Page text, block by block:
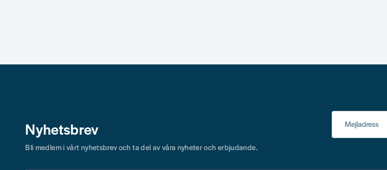
Nyhetsbrev Mejladress
Bli medlem i vårt nyhetsbrev och ta del av våra nyheter och erbjudande.